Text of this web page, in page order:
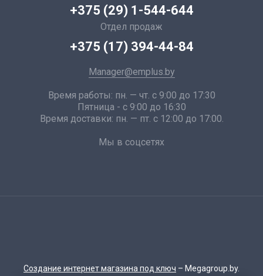
+375 (29) 1-544-644
Отдел продаж
+375 (17) 394-44-84
Manager@emplus.by
Время работы: пн. — чт. с 9:00 до 17:30
Пятница - с 9:00 до 16:30
Время доставки: пн. — пт. с 12:00 до 17:00.
Мы в соцсетях
Создание интернет магазина под ключ – Megagroup.by.